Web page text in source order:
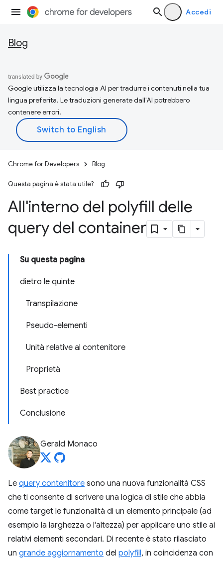
Accedi
Blog
Google utilizza la tecnologia AI per tradurre i contenuti nella tua
lingua preferita. Le traduzioni generate dall'AI potrebbero
contenere errori.
Chrome for Developers Blog
Questa pagina è stata utile?
All'interno del polyfill delle
query del container
Su questa pagina
dietro le quinte
Transpilazione
Pseudo-elementi
Unità relative al contenitore
Proprietà
Best practice
Conclusione
Gerald Monaco
Le query contenitore sono una nuova funzionalità CSS
che ti consente di scrivere una logica di stile che abbia
come target le funzionalità di un elemento principale (ad
esempio la larghezza o l'altezza) per applicare uno stile ai
relativi elementi secondari. Di recente è stato rilasciato
un grande aggiornamento del polyfill, in coincidenza con